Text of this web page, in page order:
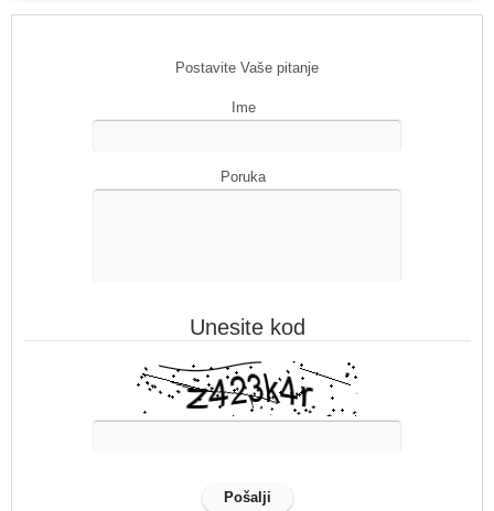
Postavite Vaše pitanje
Ime
Poruka
Unesite kod